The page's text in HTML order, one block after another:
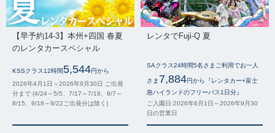
【早予約14-3】本州+四国 春夏
のレンタカースペシャル
KSSクラス12時間5,544円から
2026年4月1日～2026年9月30日 ご出発
分まで (4/24～5/5、7/17～7/19、8/7～
8/15、9/18～9/22ご出発分は除く)
レンタでFuji-Q 夏
SAクラス24時間5名さまご利用でお一人
さま 7,884円から『レンタカー+富士
急ハイランドのフリーパス1日分』
ご入園日:2026年6月1日～2026年9月30
日の営業日